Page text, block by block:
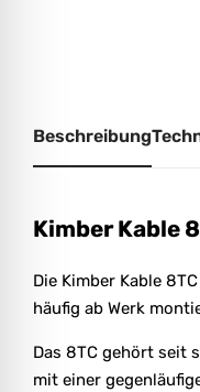
Beschreibung
Kimber Kable
Die Kimber Kable
häufig ab Werk
Das 8TC gehört seit
mit einer